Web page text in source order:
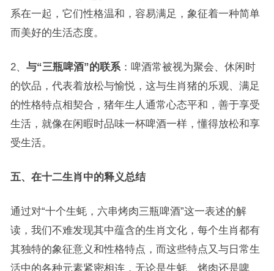
系在一起，它们性格温和，容易满足，象征着一种简单
而美好的生活态度。
2、 与“三瓶啤酒”的联系：啤酒常被视为聚会、休闲时
的饮品，代表着放松与愉悦，这与生肖猪的乐观、满足
的性格特点相契合，猪年生人通常心态平和，善于享受
生活，就像在闲暇时品味一杯啤酒一样，懂得放松和享
受生活。
五、在十二生肖中的释义总结
通过对“十个生蚝，六串烤肉三瓶啤酒”这一表述的解
读，我们不难发现其中蕴含的生肖文化，每个生肖都有
其独特的象征意义和性格特点，而这些特点又与日常生
活中的各种元素紧密相连，无论是生蚝、烤肉还是啤